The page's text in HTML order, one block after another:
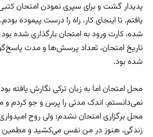
پدیدار گشت و برای سپری نمودن امتحان
یافتم. تا اینجای کار، راه را درست پیموده
شده، کارت ورود به امتحان بارگذاری شده
تاریخ امتحان، تعداد پرسش‌ها و مدت
شده بود.
محل امتحان اما به زبان ترکی نگارش یافته
نمی‌دانستم. اندک مدتی را پرس و جو کردم و
محل برگزاری امتحان نشدم؛ ولی روح
زندگی، هنوز در من نفس می‌کشید و مطمین